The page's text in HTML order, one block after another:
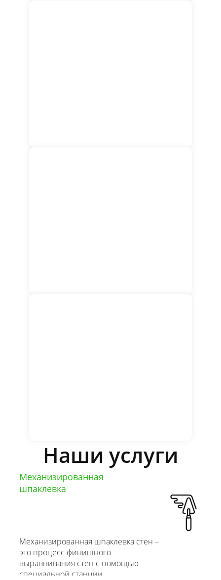
Наши услуги
Механизированная
шпаклевка
Механизированная шпаклевка стен –
это процесс финишного
выравнивания стен с помощью
специальной станции